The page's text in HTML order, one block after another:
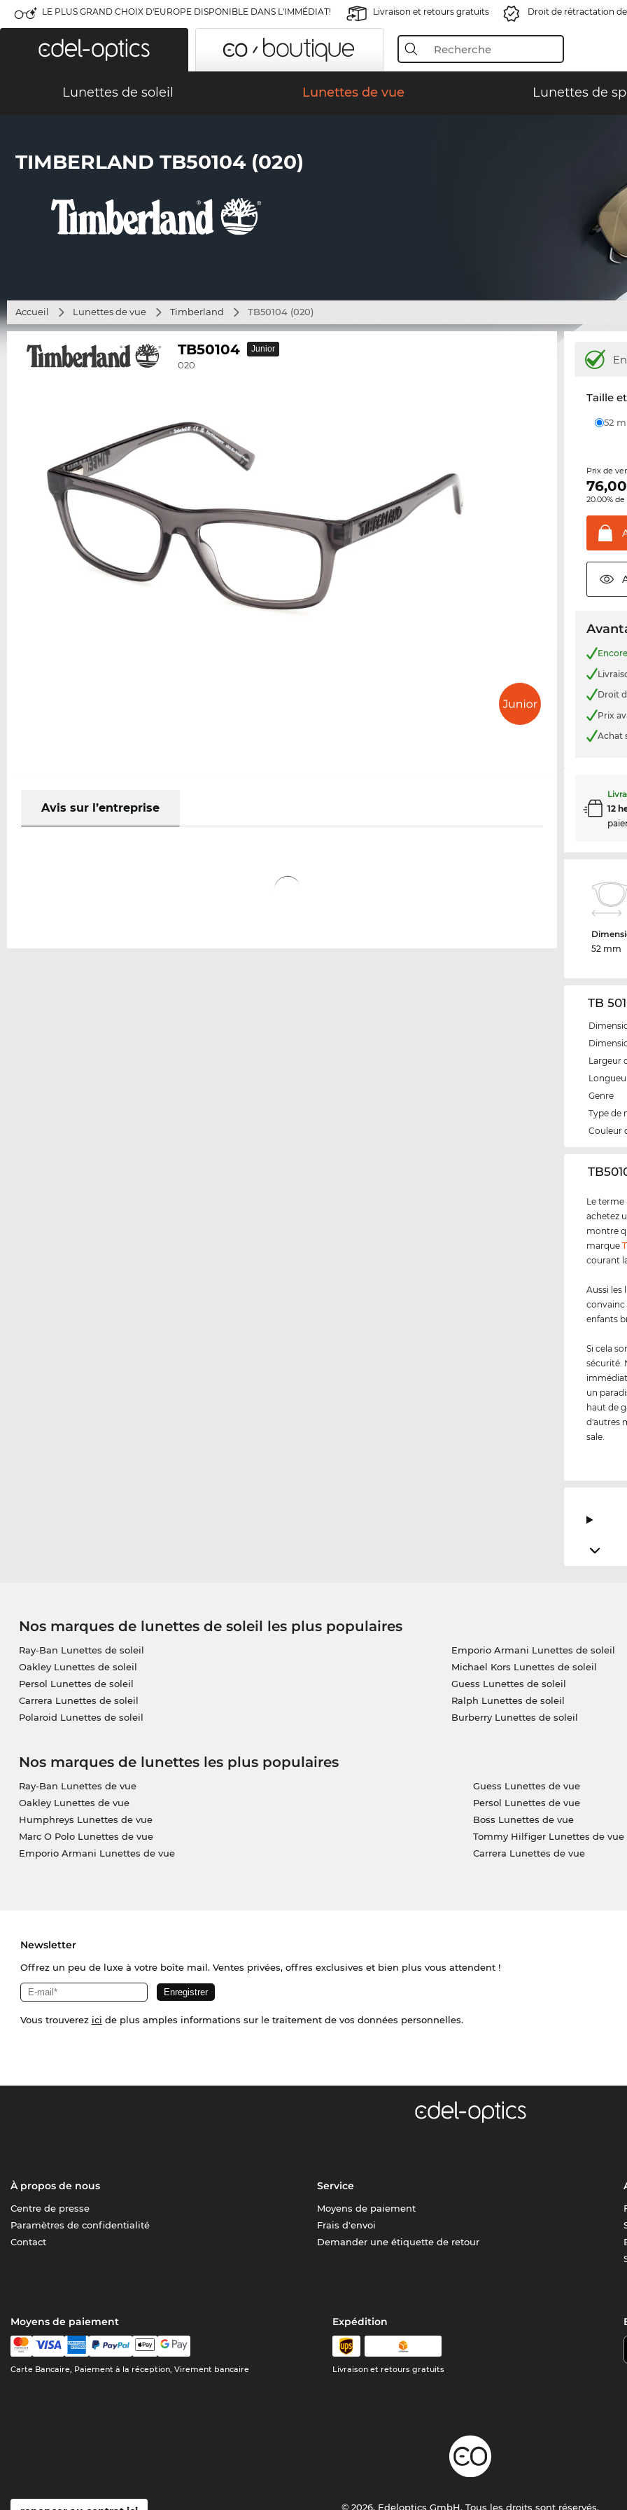
LE PLUS GRAND CHOIX D'EUROPE DISPONIBLE DANS L'IMMÉDIAT! Livraison et retours gratuits Droit de rétractation
Lunettes de soleil Lunettes de vue Lunettes de
TIMBERLAND TB50104 (020)
Accueil Lunettes de vue Timberland TB50104 (020)
TB50104
020
Junior
Avis sur l’entreprise
Taille
52
Prix de
76,00
20.00%
Droit
Prix
Achat
12
52 mm
TB
Largeur
Genre
Type de
Couleur
Le terme
achetez
montre
marque
courant
Aussi les
convainc
enfants
Si cela
sécurité.
un
haut de
d'autres
sale.
Nos marques de lunettes de soleil les plus populaires
Ray-Ban Lunettes de soleil
Oakley Lunettes de soleil
Persol Lunettes de soleil
Carrera Lunettes de soleil
Polaroid Lunettes de soleil
Emporio Armani Lunettes de soleil
Michael Kors Lunettes de soleil
Guess Lunettes de soleil
Ralph Lunettes de soleil
Burberry Lunettes de soleil
Nos marques de lunettes les plus populaires
Ray-Ban Lunettes de vue
Oakley Lunettes de vue
Humphreys Lunettes de vue
Marc O Polo Lunettes de vue
Emporio Armani Lunettes de vue
Guess Lunettes de vue
Persol Lunettes de vue
Boss Lunettes de vue
Tommy Hilfiger Lunettes de vue
Carrera Lunettes de vue
Newsletter
Offrez un peu de luxe à votre boîte mail. Ventes privées, offres exclusives et bien plus vous attendent !
Vous trouverez ici de plus amples informations sur le traitement de vos données personnelles.
À propos de nous
Centre de presse
Paramètres de confidentialité
Contact
Service
Moyens de paiement
Frais d'envoi
Demander une étiquette de retour
Moyens de paiement
Carte Bancaire, Paiement à la réception, Virement bancaire
Expédition
Livraison et retours gratuits
© 2026, Edeloptics GmbH. Tous les droits sont réservés.